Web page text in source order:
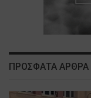
ΠΡΟΣΦΑΤΑ ΑΡΘΡΑ